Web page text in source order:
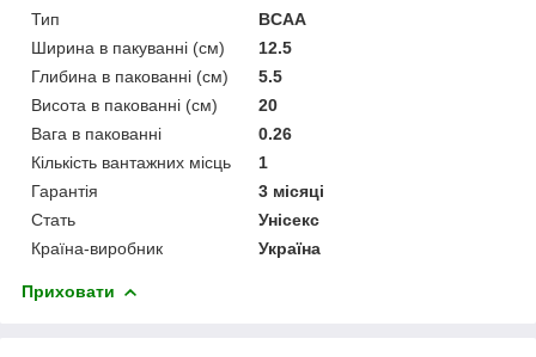
Тип
BCAA
Ширина в пакуванні (см)
12.5
Глибина в пакованні (см)
5.5
Висота в пакованні (см)
20
Вага в пакованні
0.26
Кількість вантажних місць
1
Гарантія
3 місяці
Стать
Унісекс
Країна-виробник
Україна
Приховати